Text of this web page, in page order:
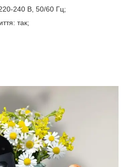
240 В, 50/60 Гц;
так;